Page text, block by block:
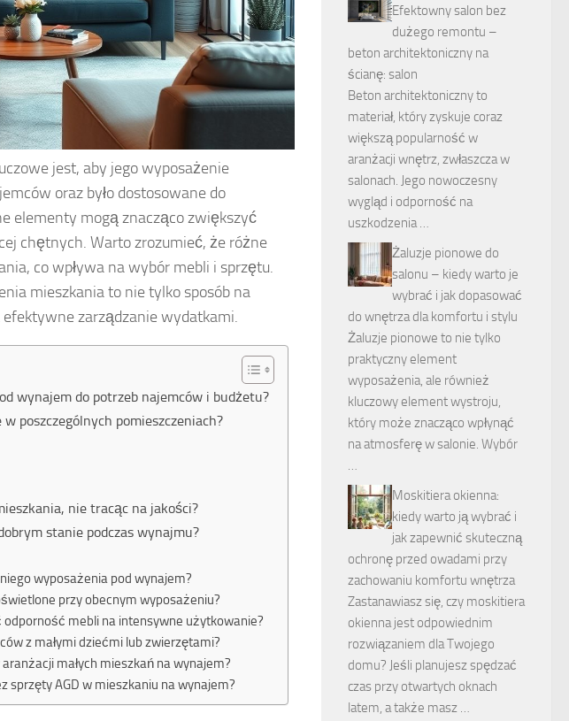
jest, aby jego wyposażenie
oraz było dostosowane do
elementy mogą znacząco zwiększyć
chętnych. Warto zrozumieć, że różne
co wpływa na wybór mebli i sprzętu.
mieszkania to nie tylko sposób na
zarządzanie wydatkami.
wynajem do potrzeb najemców i budżetu?
poszczególnych pomieszczeniach?
nie tracąc na jakości?
stanie podczas wynajmu?
wyposażenia pod wynajem?
przy obecnym wyposażeniu?
mebli na intensywne użytkowanie?
z małymi dziećmi lub zwierzętami?
małych mieszkań na wynajem?
sprzęty AGD w mieszkaniu na wynajem?
Efektowny salon bez
dużego remontu –
beton architektoniczny na
ścianę: salon
Beton architektoniczny to
materiał, który zyskuje coraz
większą popularność w
aranżacji wnętrz, zwłaszcza w
salonach. Jego nowoczesny
wygląd i odporność na
uszkodzenia …
Żaluzje pionowe do
salonu – kiedy warto je
wybrać i jak dopasować
do wnętrza dla komfortu i stylu
Żaluzje pionowe to nie tylko
praktyczny element
wyposażenia, ale również
kluczowy element wystroju,
który może znacząco wpłynąć
na atmosferę w salonie. Wybór
…
Moskitiera okienna:
kiedy warto ją wybrać i
jak zapewnić skuteczną
ochronę przed owadami przy
zachowaniu komfortu wnętrza
Zastanawiasz się, czy moskitiera
okienna jest odpowiednim
rozwiązaniem dla Twojego
domu? Jeśli planujesz spędzać
czas przy otwartych oknach
latem, a także masz …